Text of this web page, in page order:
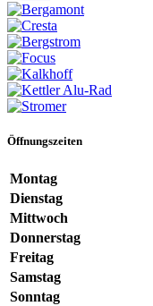
Öffnungszeiten
Montag
Dienstag
Mittwoch
Donnerstag
Freitag
Samstag
Sonntag